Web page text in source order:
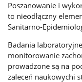
Poszanowanie i
to nieodłączny
Badania
monitorowanie
prowadzone są na
zaleceń naukowychi